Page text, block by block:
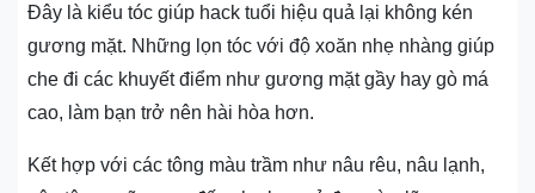
Đây là kiểu tóc giúp hack tuổi hiệu quả lại không kén
gương mặt. Những lọn tóc với độ xoăn nhẹ nhàng giúp
che đi các khuyết điểm như gương mặt gầy hay gò má
cao, làm bạn trở nên hài hòa hơn.
Kết hợp với các tông màu trầm như nâu rêu, nâu lạnh,